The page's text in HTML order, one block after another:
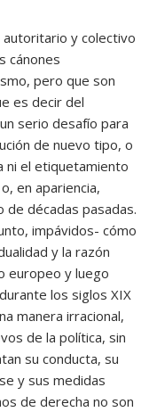
autoritario y colectivo
cánones
pero que son
es decir del
serio desafío para
de nuevo tipo, o
ni el etiquetamiento
en apariencia,
décadas pasadas.
impávidos- cómo
y la razón
europeo y luego
los siglos XIX
manera irracional,
de la política, sin
su conducta, su
y sus medidas
de derecha no son